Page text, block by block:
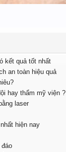
kết quả tốt nhất
an toàn hiệu quả
hay thẩm mỹ viện ?
laser
hiện nay